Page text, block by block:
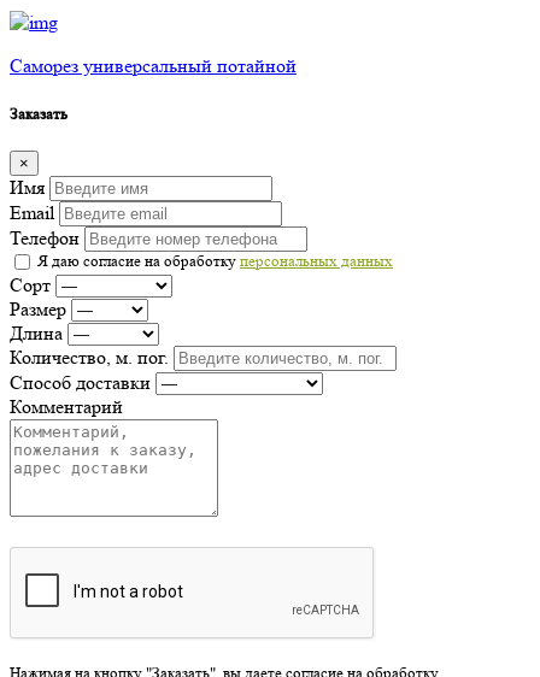
Саморез универсальный потайной
Заказать
×
Имя
Email
Телефон
Я даю согласие на обработку персональных данных
Сорт
Размер
Длина
Количество, м. пог.
Способ доставки
Комментарий
Нажимая на кнопку "Заказать", вы даете согласие на обработку